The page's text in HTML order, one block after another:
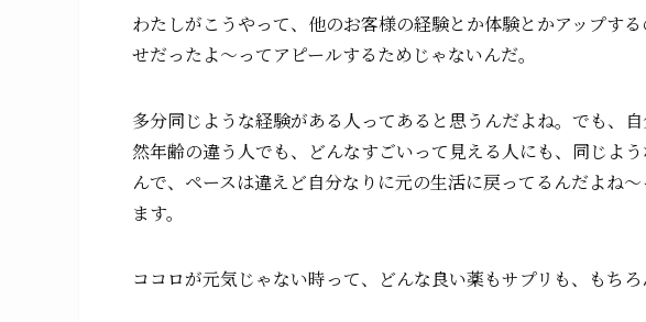
わたしがこうやって、他のお客様の経験とか体験とかアップす
せだったよ〜ってアピールするためじゃないんだ。
多分同じような経験がある人ってあると思うんだよね。でも、
然年齢の違う人でも、どんなすごいって見える人にも、同じよ
んで、ペースは違えど自分なりに元の生活に戻ってるんだよね
ます。
ココロが元気じゃない時って、どんな良い薬もサプリも、もちろ